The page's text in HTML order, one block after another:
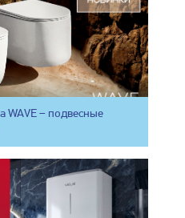
WAVE – подвесные